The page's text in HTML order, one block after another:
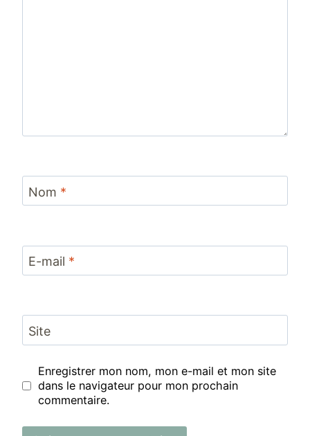
Nom *
E-mail *
Site
Enregistrer mon nom, mon e-mail et mon site
dans le navigateur pour mon prochain
commentaire.